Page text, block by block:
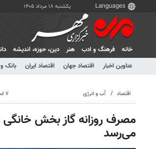
یکشنبه ۱۸ مرداد ۱۴۰۵
خانه فرهنگ و ادب هنر دين، حوزه، انديشه
عناوین اخبار
اقتصاد جهان اقتصاد ایران بانک
اقتصاد آب و انرژی ۷ اسفند ۱۴۰۲، ۱۴:۳۲
می‌رسد